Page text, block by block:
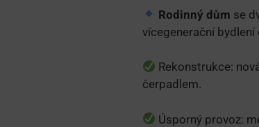
Rodinný dům se
vícegenerační
Rekonstrukce:
čerpadlem.
Úsporný provoz: